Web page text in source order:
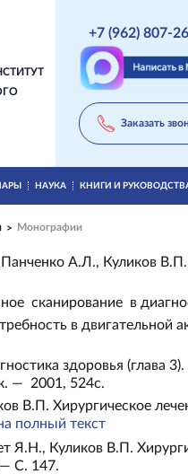
+7 (962) 807-
Заказать
НАУКА КНИГИ И
Монографии
А.Л., Куликов
сканирование в
в двигательной
здоровья (глава
— 2001, 524с.
В.П. Хирургическое
полный текст
Куликов В.П.
С. 147.